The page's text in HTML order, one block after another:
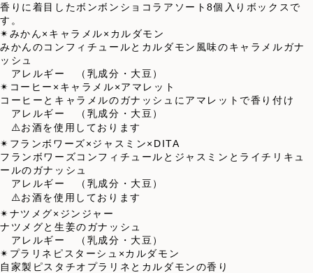
香りに着目したボンボンショコラアソート8個入りボックスで
す。
✴︎みかん×キャラメル×カルダモン
みかんのコンフィチュールとカルダモン風味のキャラメルガナ
ッシュ
アレルギー （乳成分・大豆）
✴︎コーヒー×キャラメル×アマレット
コーヒーとキャラメルのガナッシュにアマレットで香り付け
アレルギー （乳成分・大豆）
⚠️お酒を使用しております
✴︎フランボワーズ×ジャスミン×DITA
フランボワーズコンフィチュールとジャスミンとライチリキュ
ールのガナッシュ
アレルギー （乳成分・大豆）
⚠️お酒を使用しております
✴︎ナツメグ×ジンジャー
ナツメグと生姜のガナッシュ
アレルギー （乳成分・大豆）
✴︎プラリネピスターシュ×カルダモン
自家製ピスタチオプラリネとカルダモンの香り